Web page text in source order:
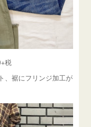
税
、裾にフリンジ加工が